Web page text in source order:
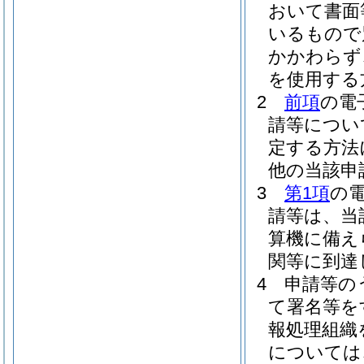
おいて書
いるもの
かかわら
を使用す
2
前項の電
請等につ
定する方
他の当該
3
第1項の
請等は、
算機に備
関等に到
4
申請等の
て署名等
報処理組
について